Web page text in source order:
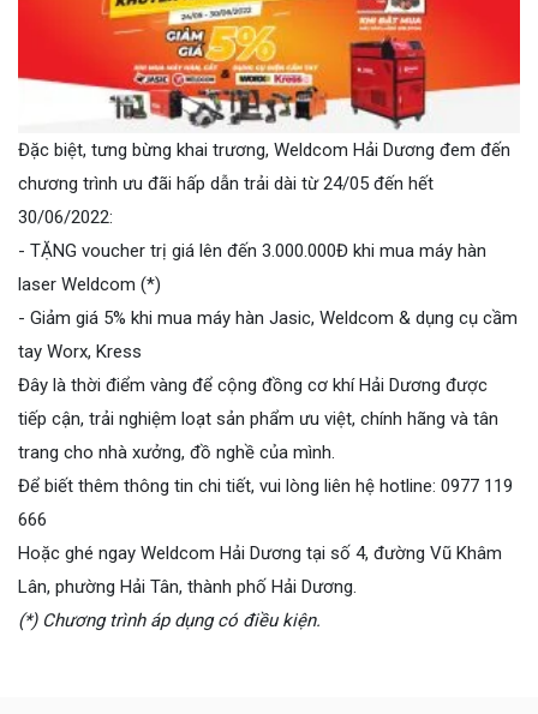
Đặc biệt, tưng bừng khai trương, Weldcom Hải Dương đem đến
chương trình ưu đãi hấp dẫn trải dài từ 24/05 đến hết
30/06/2022:
- TẶNG voucher trị giá lên đến 3.000.000Đ khi mua máy hàn
laser Weldcom (*)
- Giảm giá 5% khi mua máy hàn Jasic, Weldcom & dụng cụ cầm
tay Worx, Kress
Đây là thời điểm vàng để cộng đồng cơ khí Hải Dương được
tiếp cận, trải nghiệm loạt sản phẩm ưu việt, chính hãng và tân
trang cho nhà xưởng, đồ nghề của mình.
Để biết thêm thông tin chi tiết, vui lòng liên hệ hotline: 0977 119
666
Hoặc ghé ngay Weldcom Hải Dương tại số 4, đường Vũ Khâm
Lân, phường Hải Tân, thành phố Hải Dương.
(*) Chương trình áp dụng có điều kiện.